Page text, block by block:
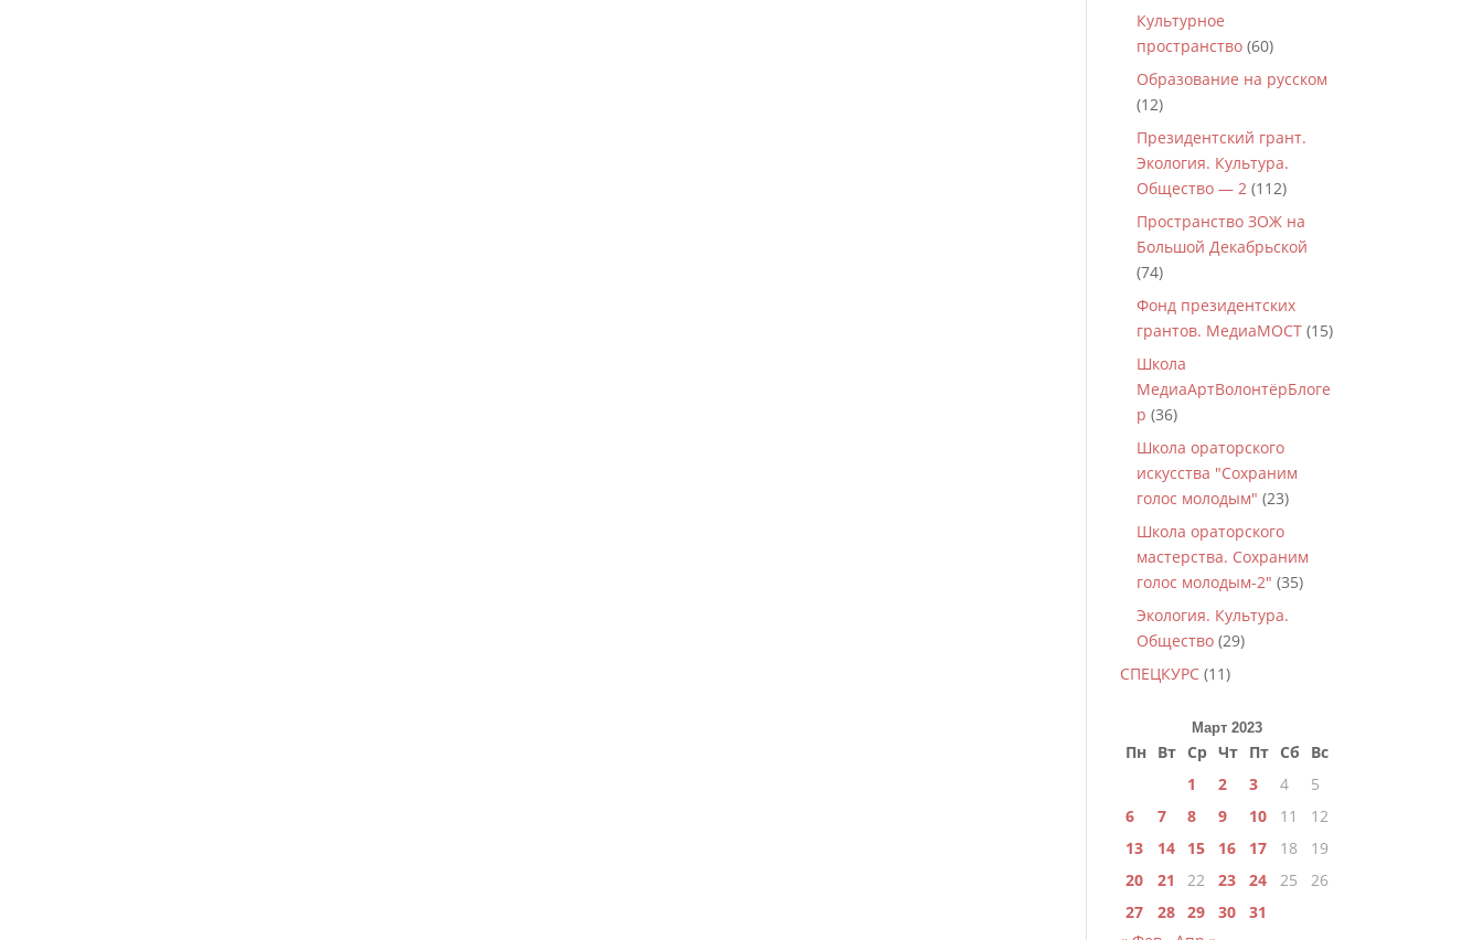
Культурное
пространство (60)
Образование на русском
(12)
Президентский грант.
Экология. Культура.
Общество — 2 (112)
Пространство ЗОЖ на
Большой Декабрьской
(74)
Фонд президентских
грантов. МедиаМОСТ (15)
Школа
МедиаАртВолонтёрБлоге
р (36)
Школа ораторского
искусства "Сохраним
голос молодым" (23)
Школа ораторского
мастерства. Сохраним
голос молодым-2" (35)
Экология. Культура.
Общество (29)
СПЕЦКУРС (11)
Март 2023
Пн Вт Ср Чт Пт Сб
Вс
1
2 3 4
5
6
7 8 9 10 11
12
13
14 15 16 17 18
19
20
21 22 23 24 25
26
27
28 29 30
31